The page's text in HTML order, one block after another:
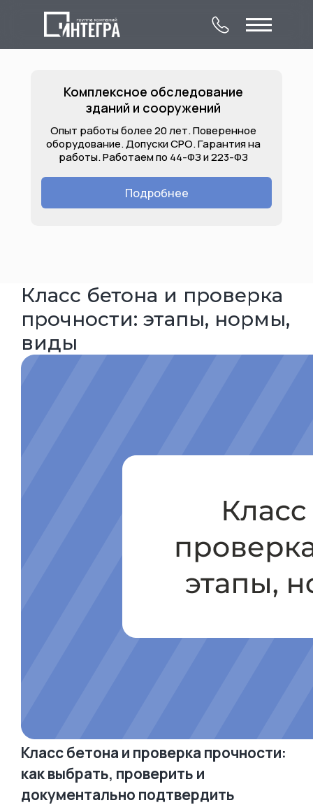
Комплексное
обследование
зданий и сооружений
О компании
Услуги
Объекты
Лицензии
Контакты
Комплексное обследование
зданий и сооружений
Подробнее
Опыт работы более 20 лет. Поверенное
оборудование. Допуски СРО. Гарантия на
работы. Работаем по 44-ФЗ и 223-ФЗ
Класс бетона и проверка
прочности: этапы, нормы,
виды
Класс бетона и проверка прочности:
как выбрать, проверить и
документально подтвердить